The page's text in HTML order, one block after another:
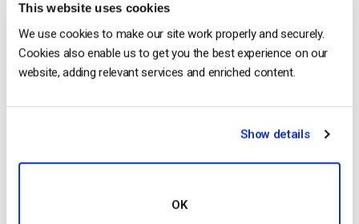
This website uses cookies
We use cookies to make our site work properly and securely.
Cookies also enable us to get you the best experience on our
website, adding relevant services and enriched content.
Show details
OK
lecteur vidéo HTML5 ultra-compatible pour fournir du
contenu aux téléspectateurs. Le protocole de
messagerie en temps réel (RTMP) est un protocole
[…]
CONTINUER LA LECTURE→